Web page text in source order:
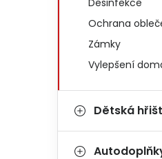
Desinfekce
Ochrana
Zámky
Vylepšení
Dětská